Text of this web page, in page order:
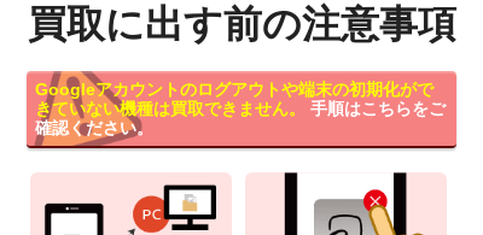
買取に出す前の注意事項
Googleアカウントのログアウトや端末の初期化がで
きていない機種は買取できません。
手順はこちらをご
確認ください。